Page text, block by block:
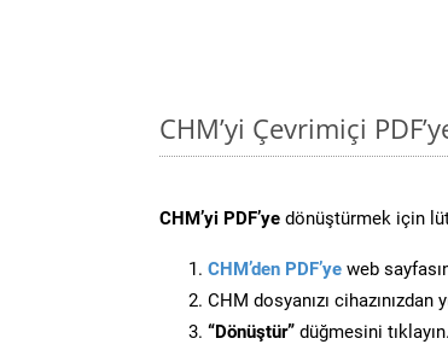
CHM’yi Çevrimiçi
CHM’yi PDF’ye dönüştürmek için
CHM’den PDF’ye web
CHM dosyanızı cihazınızdan
“Dönüştür” düğmesini tıklayın.